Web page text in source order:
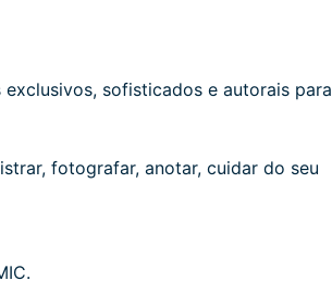
sofisticados e autorais para
fotografar, anotar, cuidar do seu